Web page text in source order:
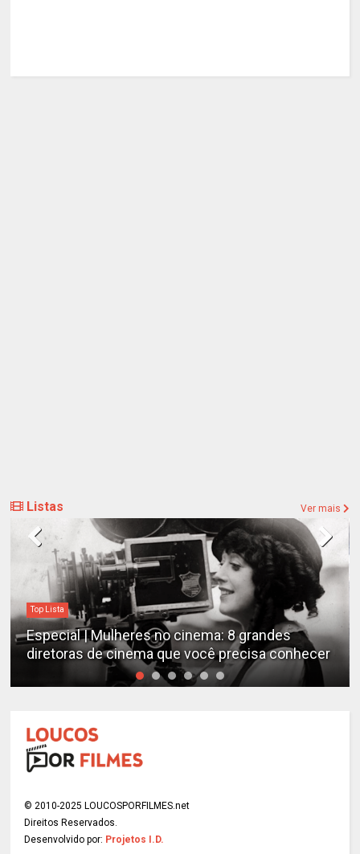
Listas Ver mais
Top Lista
Especial | Mulheres no cinema: 8 grandes
diretoras de cinema que você precisa conhecer
© 2010-2025 LOUCOSPORFILMES.net
Direitos Reservados.
Desenvolvido por: Projetos I.D.